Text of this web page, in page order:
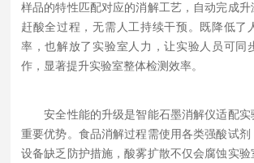
样品的特性匹配对应的消解工艺，自动完成
赶酸全过程，无需人工持续干预。既降低了
率，也解放了实验室人力，让实验人员可同
作，显著提升实验室整体检测效率。
安全性能的升级是智能石墨消解仪适配实
重要优势。食品消解过程需使用各类强酸试
设备缺乏防护措施，酸雾扩散不仅会腐蚀实